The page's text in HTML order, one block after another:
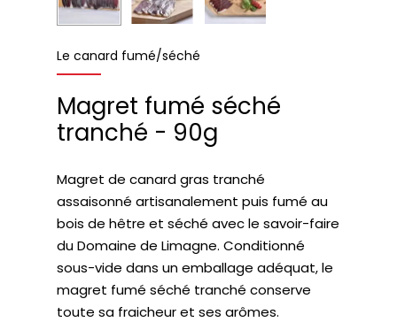
Le canard fumé/séché
Magret fumé séché
tranché - 90g
Magret de canard gras tranché
assaisonné artisanalement puis fumé au
bois de hêtre et séché avec le savoir-faire
du Domaine de Limagne. Conditionné
sous-vide dans un emballage adéquat, le
magret fumé séché tranché conserve
toute sa fraicheur et ses arômes.